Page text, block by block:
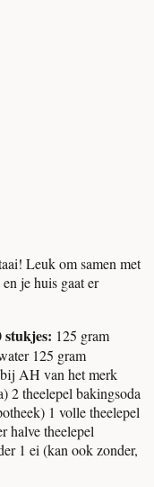
Leuk om samen met
je huis gaat er
stukjes: 125 gram
125 gram
AH van het merk
theelepel bakingsoda
1 volle theelepel
halve theelepel
1 ei (kan ook zonder,